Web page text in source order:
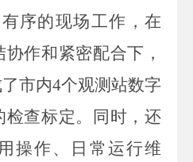
序的现场工作，在
协作和 紧密配合下，
市内4个观测站数字
检查标定。同时，还
操作、日常运行维